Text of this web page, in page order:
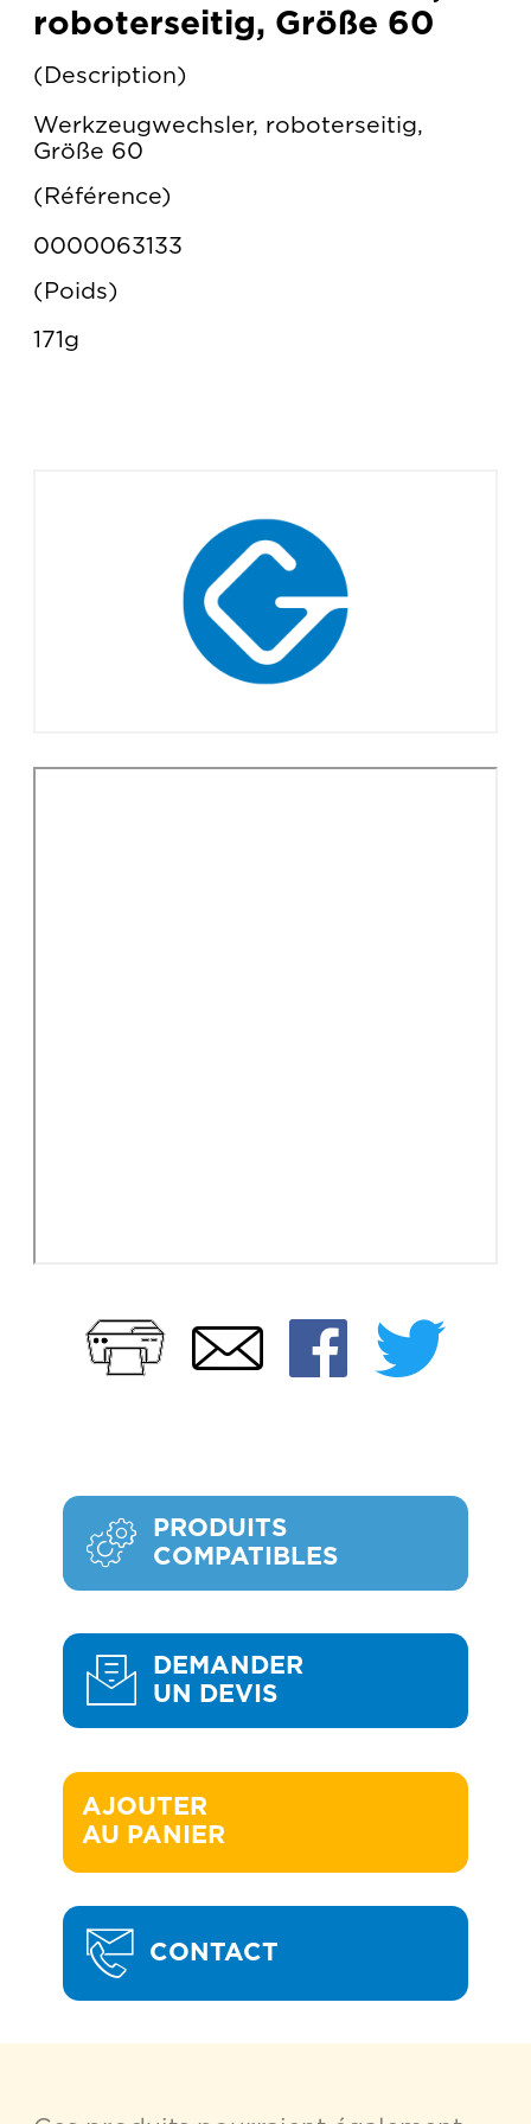
Imprimer
Email
roboterseitig, Größe 60
Description
Werkzeugwechsler, roboterseitig,
Größe 60
Référence
0000063133
Poids
171g
PRODUITS
COMPATIBLES
DEMANDER
UN DEVIS
AJOUTER
AU PANIER
CONTACT